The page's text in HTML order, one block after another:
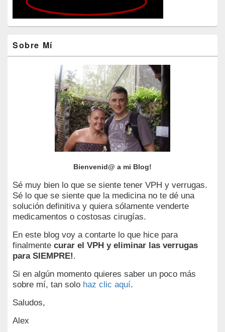
Sobre Mí
Bienvenid@ a mi Blog!
Sé muy bien lo que se siente tener VPH y verrugas.
Sé lo que se siente que la medicina no te dé una
solución definitiva y quiera sólamente venderte
medicamentos o costosas cirugías.
En este blog voy a contarte lo que hice para
finalmente curar el VPH y eliminar las verrugas
para SIEMPRE!.
Si en algún momento quieres saber un poco más
sobre mí, tan solo haz clic aquí.
Saludos,
Alex